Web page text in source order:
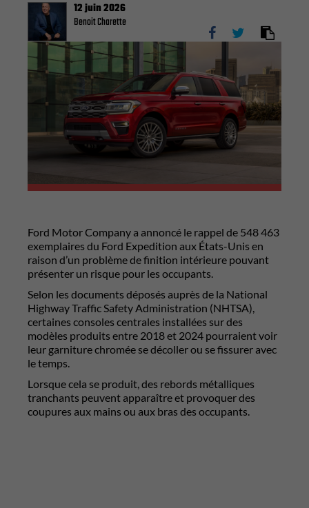
12 juin 2026
Benoit Charette
Ford Motor Company a annoncé le rappel de 548 463
exemplaires du Ford Expedition aux États-Unis en
raison d’un problème de finition intérieure pouvant
présenter un risque pour les occupants.
Selon les documents déposés auprès de la National
Highway Traffic Safety Administration (NHTSA),
certaines consoles centrales installées sur des
modèles produits entre 2018 et 2024 pourraient voir
leur garniture chromée se décoller ou se fissurer avec
le temps.
Lorsque cela se produit, des rebords métalliques
tranchants peuvent apparaître et provoquer des
coupures aux mains ou aux bras des occupants.